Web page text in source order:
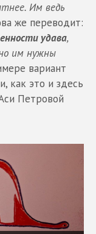
Им ведь
же переводит:
удава,
им нужны
вариант
как это и здесь
Петровой